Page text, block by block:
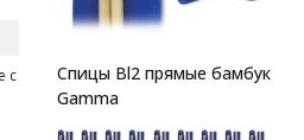
с
Спицы Bl2 прямые бамбук
Gamma